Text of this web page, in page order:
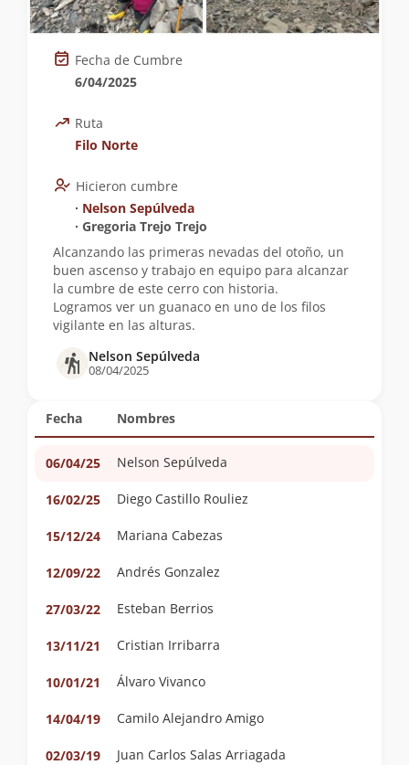
Fecha Nombres
06/04/25 Nelson Sepúlveda
16/02/25 Diego Castillo Rouliez
15/12/24 Mariana Cabezas
12/09/22 Andrés Gonzalez
27/03/22 Esteban Berrios
13/11/21 Cristian Irribarra
10/01/21 Álvaro Vivanco
14/04/19 Camilo Alejandro Amigo
02/03/19 Juan Carlos Salas Arriagada
Fecha de Cumbre
6/04/2025
Ruta
Filo Norte
Hicieron cumbre
∙ Nelson Sepúlveda
∙ Gregoria Trejo Trejo
Alcanzando las primeras nevadas del otoño, un
buen ascenso y trabajo en equipo para alcanzar
la cumbre de este cerro con historia.
Logramos ver un guanaco en uno de los filos
vigilante en las alturas.
Nelson Sepúlveda
08/04/2025